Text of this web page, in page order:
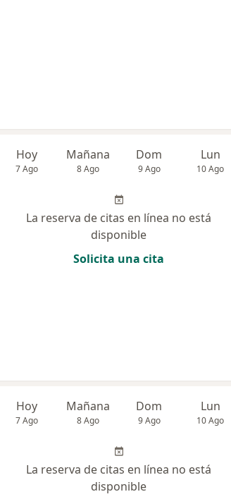
Hoy
7 Ago
Mañana
8 Ago
Dom
9 Ago
Lun
10 Ago
La reserva de citas en línea no está
disponible
Solicita una cita
Hoy
7 Ago
Mañana
8 Ago
Dom
9 Ago
Lun
10 Ago
La reserva de citas en línea no está
disponible